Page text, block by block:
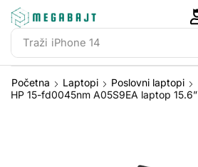
Traži iPhone 14
Početna Laptopi
Poslovni laptopi
HP 15-fd0045nm A05S9EA laptop 15.6”